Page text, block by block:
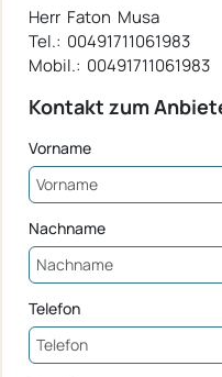
Herr Faton Musa
Tel.: 00491711061983
Mobil.: 00491711061983
Kontakt zum
Vorname
Nachname
Telefon